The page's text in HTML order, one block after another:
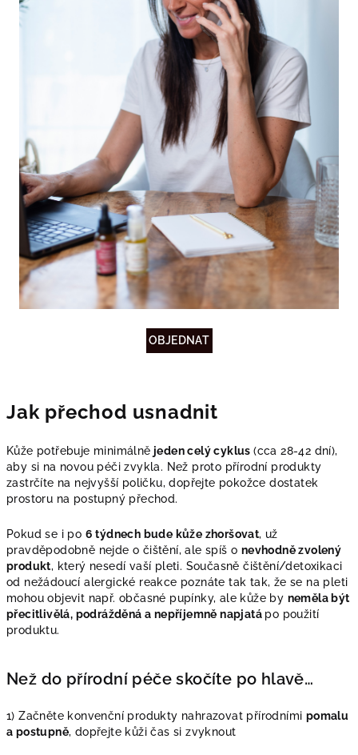
OBJEDNAT
Jak přechod usnadnit
Kůže potřebuje minimálně jeden celý cyklus(cca 28-42 dní),
aby si na novou péči zvykla. Než proto přírodní produkty
zastrčíte na nejvyšší poličku, dopřejte pokožce dostatek
prostoru na postupný přechod.
Pokud se i po 6 týdnech bude kůže zhoršovat, už
pravděpodobně nejde o čištění, ale spíš o nevhodně zvolený
produkt, který nesedí vaší pleti. Současně čištění/detoxikaci
od nežádoucí alergické reakce poznáte tak tak, že se na pleti
mohou objevit např. občasné pupínky, ale kůže by neměla být
přecitlivělá, podrážděná a nepříjemně napjatá po použití
produktu.
Než do přírodní péče skočíte po hlavě…
1) Začněte konvenční produkty nahrazovat přírodními pomalu
a postupně, dopřejte kůži čas si zvyknout